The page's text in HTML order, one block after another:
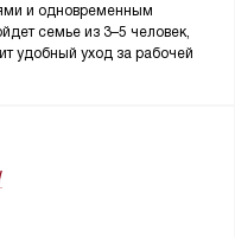
и одновременным
семье из 3–5 человек,
удобный уход за рабочей